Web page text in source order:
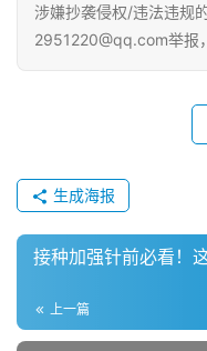
涉嫌抄袭侵权/违法违规
2951220@qq.com举报
生成海报
接种加强针前必看！
上一篇